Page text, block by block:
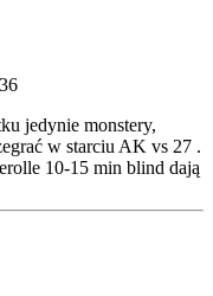
jedynie monstery,
w starciu AK vs 27 .
10-15 min blind dają